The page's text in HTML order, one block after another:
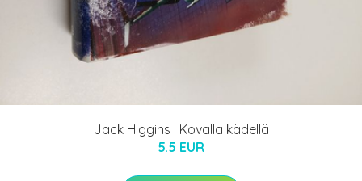
Jack Higgins : Kovalla kädellä
5.5 EUR